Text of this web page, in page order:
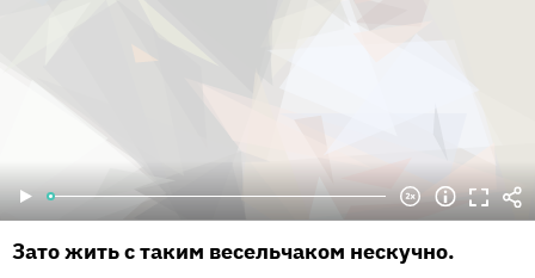
Зато жить с таким весельчаком нескучно.